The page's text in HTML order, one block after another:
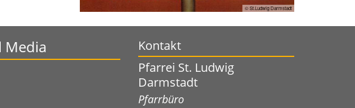
© St.Ludwig Darmstadt
Media
Kontakt
Pfarrei St. Ludwig
Darmstadt
Pfarrbüro